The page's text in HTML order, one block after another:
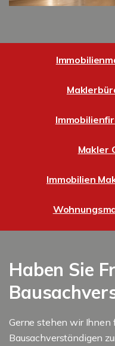
Makler
Immobilien
Haben Sie
Gerne stehen wir Ihnen
Bausachverständigen